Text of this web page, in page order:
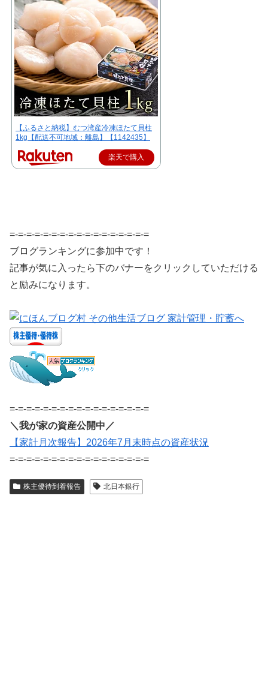
【ふるさと納税】むつ湾産冷凍ほたて貝柱
1kg【配送不可地域：離島】【1142435】
楽天で購入
=-=-=-=-=-=-=-=-=-=-=-=-=-=-=-=-=
ブログランキングに参加中です！
記事が気に入ったら下のバナーをクリックしていただける
と励みになります。
=-=-=-=-=-=-=-=-=-=-=-=-=-=-=-=-=
＼我が家の資産公開中／
【家計月次報告】2026年7月末時点の資産状況
=-=-=-=-=-=-=-=-=-=-=-=-=-=-=-=-=
株主優待到着報告 北日本銀行